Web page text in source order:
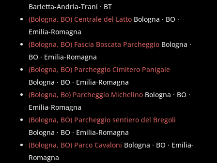
Barletta-Andria-Trani · BT
(Bologna, BO) Centrale del Latto Bologna · BO ·
Emilia-Romagna
(Bologna, BO) Fascia Boscata Parcheggio Bologna ·
BO · Emilia-Romagna
(Bologna, BO) Parcheggio Cimitero Panigale
Bologna · BO · Emilia-Romagna
(Bologna, Bo) Parcheggio Michelino Bologna · BO ·
Emilia-Romagna
(Bologna, BO) Parcheggio sentiero del Bregoli
Bologna · BO · Emilia-Romagna
(Bologna, BO) Parco Cavaloni Bologna · BO · Emilia-
Romagna